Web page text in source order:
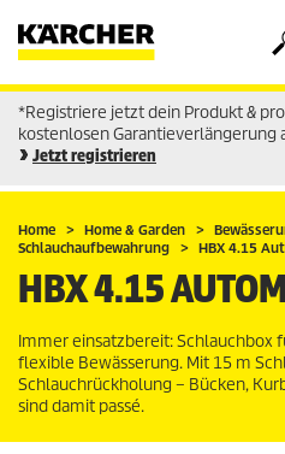
Warenkorb
Wunschliste
*Registriere jetzt dein Produkt &
kostenlosen Garantieverlängerung
Jetzt registrieren
Home Home & Garden
Schlauchaufbewahrung
HBX 4.15
HBX 4.15
Immer einsatzbereit: Schlauchbox
flexible Bewässerung. Mit 15 m
Schlauchrückholung – Bücken,
sind damit passé.